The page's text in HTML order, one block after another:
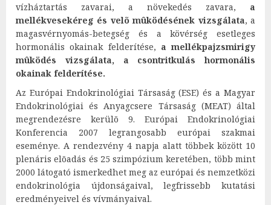
vízháztartás zavarai, a növekedés zavara, a
mellékvesekéreg és velõ mûködésének vizsgálata, a
magasvérnyomás-betegség és a kövérség esetleges
hormonális okainak felderítése, a mellékpajzsmirigy
mûködés vizsgálata, a csontritkulás hormonális
okainak felderítése.
Az Európai Endokrinológiai Társaság (ESE) és a Magyar
Endokrinológiai és Anyagcsere Társaság (MEAT) által
megrendezésre kerülõ 9. Európai Endokrinológiai
Konferencia 2007 legrangosabb európai szakmai
eseménye. A rendezvény 4 napja alatt többek között 10
plenáris elõadás és 25 szimpózium keretében, több mint
2000 látogató ismerkedhet meg az európai és nemzetközi
endokrinológia újdonságaival, legfrissebb kutatási
eredményeivel és vívmányaival.